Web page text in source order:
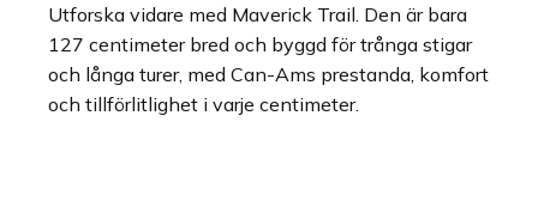
Utforska vidare med Maverick Trail. Den är bara
127 centimeter bred och byggd för trånga stigar
och långa turer, med Can-Ams prestanda, komfort
och tillförlitlighet i varje centimeter.